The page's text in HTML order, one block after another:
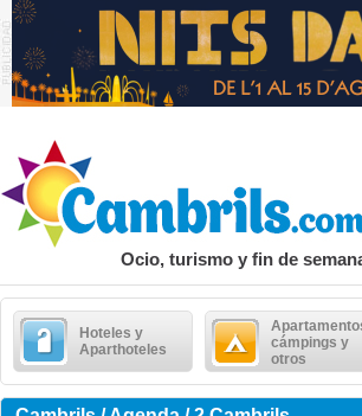
Ocio, turismo y fin de
Hoteles y
Aparthoteles
cámpings y
otros